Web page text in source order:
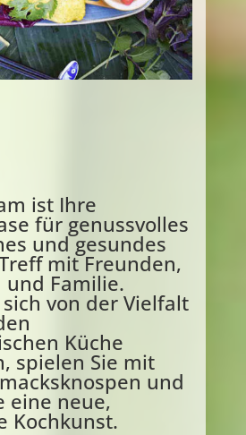
ist Ihre
für genussvolles
und gesundes
mit Freunden,
und Familie.
sich von der Vielfalt
Küche
spielen Sie mit
und
eine neue,
Kochkunst.